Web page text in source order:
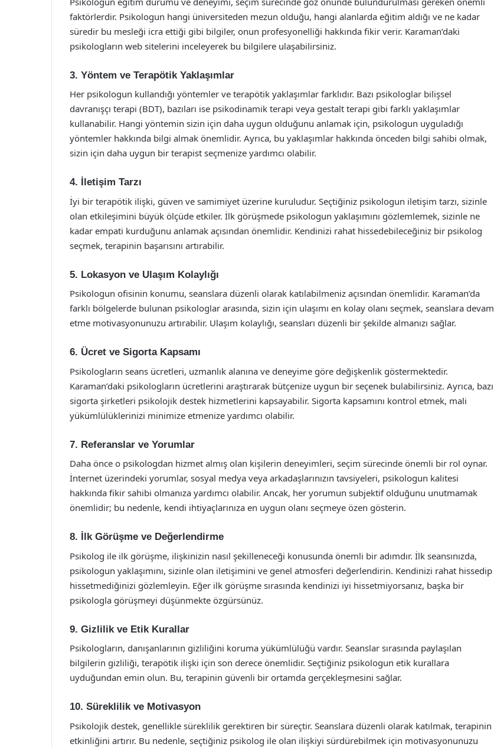
faktörlerdir. Psikologun hangi üniversiteden mezun olduğu, hangi alanlarda eğitim aldığı ve ne kadar
süredir bu mesleği icra ettiği gibi bilgiler, onun profesyonelliği hakkında fikir verir. Karaman’daki
psikologların web sitelerini inceleyerek bu bilgilere ulaşabilirsiniz.
3. Yöntem ve Terapötik Yaklaşımlar
Her psikologun kullandığı yöntemler ve terapötik yaklaşımlar farklıdır. Bazı psikologlar bilişsel
davranışçı terapi (BDT), bazıları ise psikodinamik terapi veya gestalt terapi gibi farklı yaklaşımlar
kullanabilir. Hangi yöntemin sizin için daha uygun olduğunu anlamak için, psikologun uyguladığı
yöntemler hakkında bilgi almak önemlidir. Ayrıca, bu yaklaşımlar hakkında önceden bilgi sahibi olmak,
sizin için daha uygun bir terapist seçmenize yardımcı olabilir.
4. İletişim Tarzı
İyi bir terapötik ilişki, güven ve samimiyet üzerine kuruludur. Seçtiğiniz psikologun iletişim tarzı, sizinle
olan etkileşimini büyük ölçüde etkiler. İlk görüşmede psikologun yaklaşımını gözlemlemek, sizinle ne
kadar empati kurduğunu anlamak açısından önemlidir. Kendinizi rahat hissedebileceğiniz bir psikolog
seçmek, terapinin başarısını artırabilir.
5. Lokasyon ve Ulaşım Kolaylığı
Psikologun ofisinin konumu, seanslara düzenli olarak katılabilmeniz açısından önemlidir. Karaman’da
farklı bölgelerde bulunan psikologlar arasında, sizin için ulaşımı en kolay olanı seçmek, seanslara devam
etme motivasyonunuzu artırabilir. Ulaşım kolaylığı, seansları düzenli bir şekilde almanızı sağlar.
6. Ücret ve Sigorta Kapsamı
Psikologların seans ücretleri, uzmanlık alanına ve deneyime göre değişkenlik göstermektedir.
Karaman’daki psikologların ücretlerini araştırarak bütçenize uygun bir seçenek bulabilirsiniz. Ayrıca, bazı
sigorta şirketleri psikolojik destek hizmetlerini kapsayabilir. Sigorta kapsamını kontrol etmek, mali
yükümlülüklerinizi minimize etmenize yardımcı olabilir.
7. Referanslar ve Yorumlar
Daha önce o psikologdan hizmet almış olan kişilerin deneyimleri, seçim sürecinde önemli bir rol oynar.
İnternet üzerindeki yorumlar, sosyal medya veya arkadaşlarınızın tavsiyeleri, psikologun kalitesi
hakkında fikir sahibi olmanıza yardımcı olabilir. Ancak, her yorumun subjektif olduğunu unutmamak
önemlidir; bu nedenle, kendi ihtiyaçlarınıza en uygun olanı seçmeye özen gösterin.
8. İlk Görüşme ve Değerlendirme
Psikolog ile ilk görüşme, ilişkinizin nasıl şekilleneceği konusunda önemli bir adımdır. İlk seansınızda,
psikologun yaklaşımını, sizinle olan iletişimini ve genel atmosferi değerlendirin. Kendinizi rahat hissedip
hissetmediğinizi gözlemleyin. Eğer ilk görüşme sırasında kendinizi iyi hissetmiyorsanız, başka bir
psikologla görüşmeyi düşünmekte özgürsünüz.
9. Gizlilik ve Etik Kurallar
Psikologların, danışanlarının gizliliğini koruma yükümlülüğü vardır. Seanslar sırasında paylaşılan
bilgilerin gizliliği, terapötik ilişki için son derece önemlidir. Seçtiğiniz psikologun etik kurallara
uyduğundan emin olun. Bu, terapinin güvenli bir ortamda gerçekleşmesini sağlar.
10. Süreklilik ve Motivasyon
Psikolojik destek, genellikle süreklilik gerektiren bir süreçtir. Seanslara düzenli olarak katılmak, terapinin
etkinliğini artırır. Bu nedenle, seçtiğiniz psikolog ile olan ilişkiyi sürdürebilmek için motivasyonunuzu